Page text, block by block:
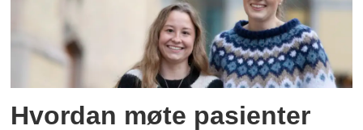
Hvordan møte pasienter